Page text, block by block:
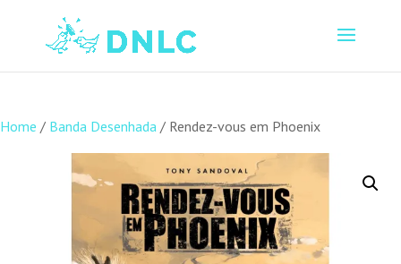
Home / Banda Desenhada / Rendez-vous em Phoenix